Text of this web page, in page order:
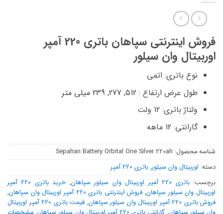
فروش اینترنتی سپاهان باتری 220 آمپر
اوربیتال وان سیلور
نوع باتری: اتمی
طول عرض ارتفاع : 512, 277, 239 میلی متر
ولتاژ باتری: 12 ولت
گارانتی: 12 ماهه
شناسه محصول: Sepahan Battery Orbital One Silver 220ah
دسته: اوربیتال وان سیلور, باتری 220 آمپر
برچسب:باتری 220 آمپر اوربیتال وان سیلور سپاهان ,
خرید باتری 220 آمپر
اوربیتال وان سیلور سپاهان, فروش اینترنتی باتری 220 آمپر اوربیتال وان سپاهان
,
فروش باتری 220 آمپر اوربیتال وان سیلور سپاهان
,
قیمت باتری 220 آمپر اوربیتال